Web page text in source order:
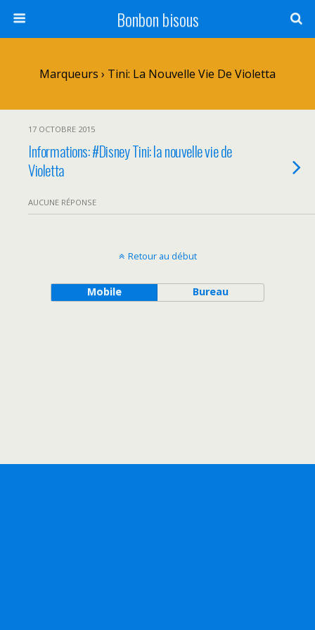
Bonbon bisous
Marqueurs › Tini: La Nouvelle Vie De Violetta
17 OCTOBRE 2015
Informations: #Disney Tini: la nouvelle vie de
Violetta
AUCUNE RÉPONSE
Retour au début
Mobile Bureau